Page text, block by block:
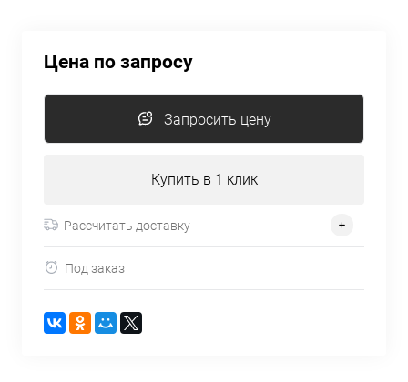
Цена по запросу
Запросить цену
Купить в 1 клик
Рассчитать доставку
Под заказ